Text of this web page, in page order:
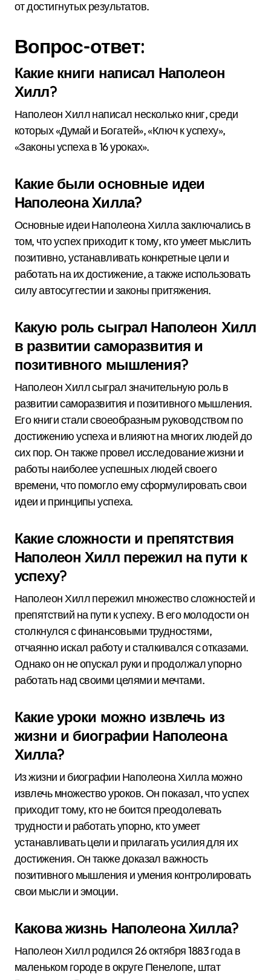
от достигнутых результатов.
Вопрос-ответ:
Какие книги написал Наполеон
Хилл?
Наполеон Хилл написал несколько книг, среди
которых «Думай и Богатей», «Ключ к успеху»,
«Законы успеха в 16 уроках».
Какие были основные идеи
Наполеона Хилла?
Основные идеи Наполеона Хилла заключались в
том, что успех приходит к тому, кто умеет мыслить
позитивно, устанавливать конкретные цели и
работать на их достижение, а также использовать
силу автосуггестии и законы притяжения.
Какую роль сыграл Наполеон Хилл
в развитии саморазвития и
позитивного мышления?
Наполеон Хилл сыграл значительную роль в
развитии саморазвития и позитивного мышления.
Его книги стали своеобразным руководством по
достижению успеха и влияют на многих людей до
сих пор. Он также провел исследование жизни и
работы наиболее успешных людей своего
времени, что помогло ему сформулировать свои
идеи и принципы успеха.
Какие сложности и препятствия
Наполеон Хилл пережил на пути к
успеху?
Наполеон Хилл пережил множество сложностей и
препятствий на пути к успеху. В его молодости он
столкнулся с финансовыми трудностями,
отчаянно искал работу и сталкивался с отказами.
Однако он не опускал руки и продолжал упорно
работать над своими целями и мечтами.
Какие уроки можно извлечь из
жизни и биографии Наполеона
Хилла?
Из жизни и биографии Наполеона Хилла можно
извлечь множество уроков. Он показал, что успех
приходит тому, кто не боится преодолевать
трудности и работать упорно, кто умеет
устанавливать цели и прилагать усилия для их
достижения. Он также доказал важность
позитивного мышления и умения контролировать
свои мысли и эмоции.
Какова жизнь Наполеона Хилла?
Наполеон Хилл родился 26 октября 1883 года в
маленьком городе в округе Пенелопе, штат